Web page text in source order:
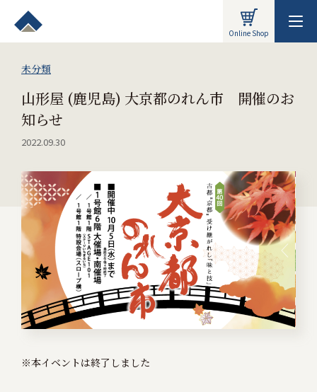
Online Shop
未分類
山形屋 (鹿児島) 大京都のれん市 開催のお
知らせ
2022.09.30
※本イベントは終了しました